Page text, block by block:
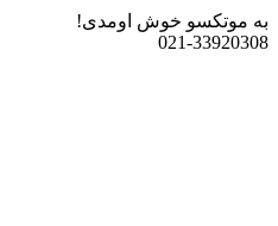
به موتکسو خوش اومدی!
021-33920308